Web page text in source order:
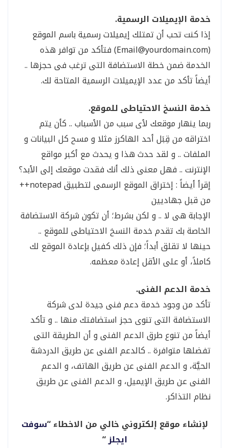
خدمة الإيميلات الرسمية.
إذا كنت تحب أن تمتلك إيميلات رسمية باسم الموقع
(
Email@yourdomain.com) فتأكد من توافر هذه
الخدمة ضمن خطة الاستضافة التى ترغب فى حجزها ..
أيضاً تأكد من عدد الإيميلات الرسمية المتاحة لك.
خدمة النسخ الاحتياطى للموقع.
ربما ينهار موقعك لأى سبب من الأسباب .. كأن يتم
اختراقه من قِبَل أحد الهاكرز مثلا و مسح كل البيانات و
الملفات .. و لقد حدث هذا و يحدث مع أكبر مواقع
الإنترنت .. فهل معنى ذلك أنك فقدت موقعك إلى الأبد؟
إقرأ أيضاً : إختراق الموقع الرسمى لتطبيق notepad++
من قبل جهاديين
الإجابة هى لا .. و لكن بشرط؛ أن تكون شركة الاستضافة
الخاصة بك تقدم خدمة النسخ الاحتياطى للموقع ..
حينها لا تقلق أبداً؛ فإن ذلك كفيل بإعادة الموقع لك
كاملاً، أو على الأقل إعادة معظمه.
خدمة الدعم الفنى.
تأكد من وجود خدمة دعم فنى جيدة لدى شركة
الاستضافة التى تنوى حجز استضافتك منها .. و تأكد
أيضاً من تنوع طرق الدعم الفنى و أن الطريقة التى
تفضلها متوافرة .. كالدعم الفنى عن طريق الدردشة
الحيَّة، و الدعم الفنى عن طريق الهاتف، و الدعم
الفنى عن طريق الإيميل، و الدعم الفنى عن طريق
نظام التذاكر.
لإنشاء موقع إلكتروني خالي من الاخطاء “سوفت
ايجلز“